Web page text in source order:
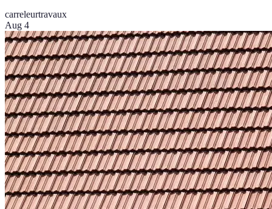
carreleurtravaux
Aug 4